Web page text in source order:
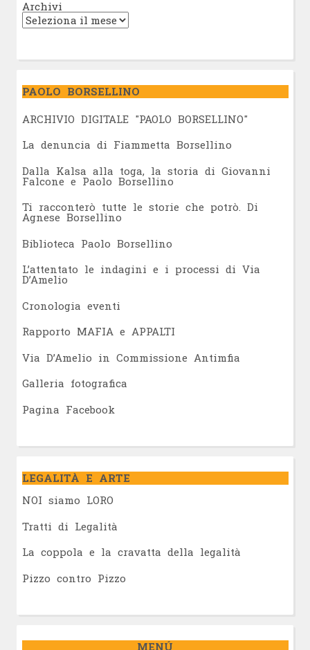
Archivi
PAOLO BORSELLINO
ARCHIVIO DIGITALE "PAOLO BORSELLINO"
La denuncia di Fiammetta Borsellino
Dalla Kalsa alla toga, la storia di Giovanni
Falcone e Paolo Borsellino
Ti racconterò tutte le storie che potrò. Di
Agnese Borsellino
Biblioteca Paolo Borsellino
L’attentato le indagini e i processi di Via
D’Amelio
Cronologia eventi
Rapporto MAFIA e APPALTI
Via D’Amelio in Commissione Antimfia
Galleria fotografica
Pagina Facebook
LEGALITÀ E ARTE
NOI siamo LORO
Tratti di Legalità
La coppola e la cravatta della legalità
Pizzo contro Pizzo
MENÚ